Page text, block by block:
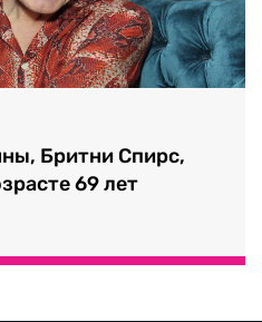
Бритни Спирс,
69 лет